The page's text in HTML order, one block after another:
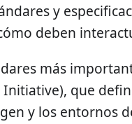
y
deben
más
que
y los entornos